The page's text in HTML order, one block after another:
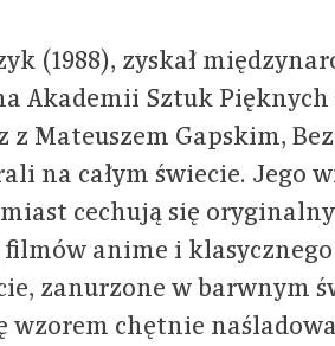
(1988), zyskał
Akademii Sztuk Pięknych
Mateuszem Gapskim,
na całym świecie. Jego
cechują się
anime i
zanurzone w barwnym
wzorem chętnie